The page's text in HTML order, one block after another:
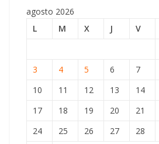
agosto 2026
L
M X J V
3
4 5 6 7
10
11 12 13 14
17
18 19 20 21
24
25 26 27 28